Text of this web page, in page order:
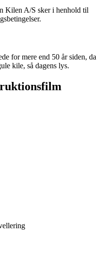
Kilen A/S sker i henhold til
for mere end 50 år siden, da
kile, så dagens lys.